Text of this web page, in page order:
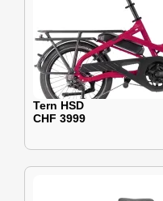
Tern HSD
CHF 3999